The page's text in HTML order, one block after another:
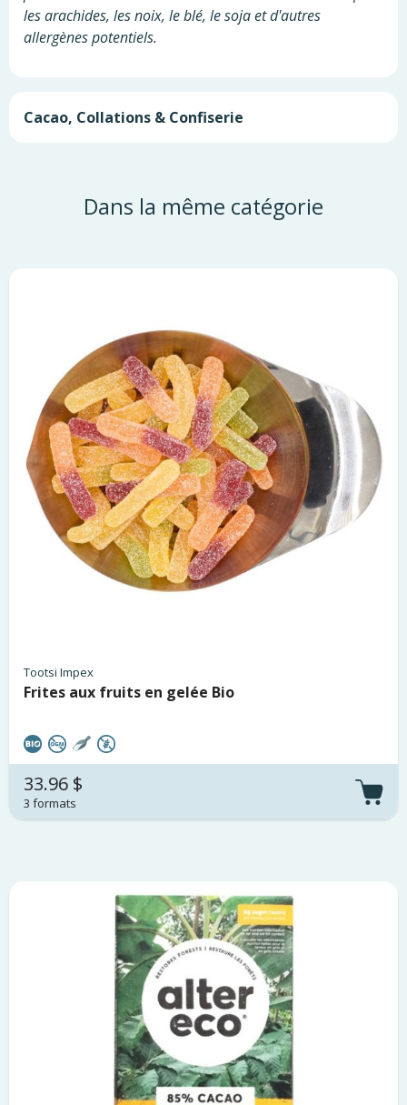
les arachides, les noix, le blé, le soja et d'autres
allergènes potentiels.
Cacao, Collations & Confiserie
Dans la même catégorie
Tootsi Impex
Frites aux fruits en gelée Bio
33.96 $
3 formats